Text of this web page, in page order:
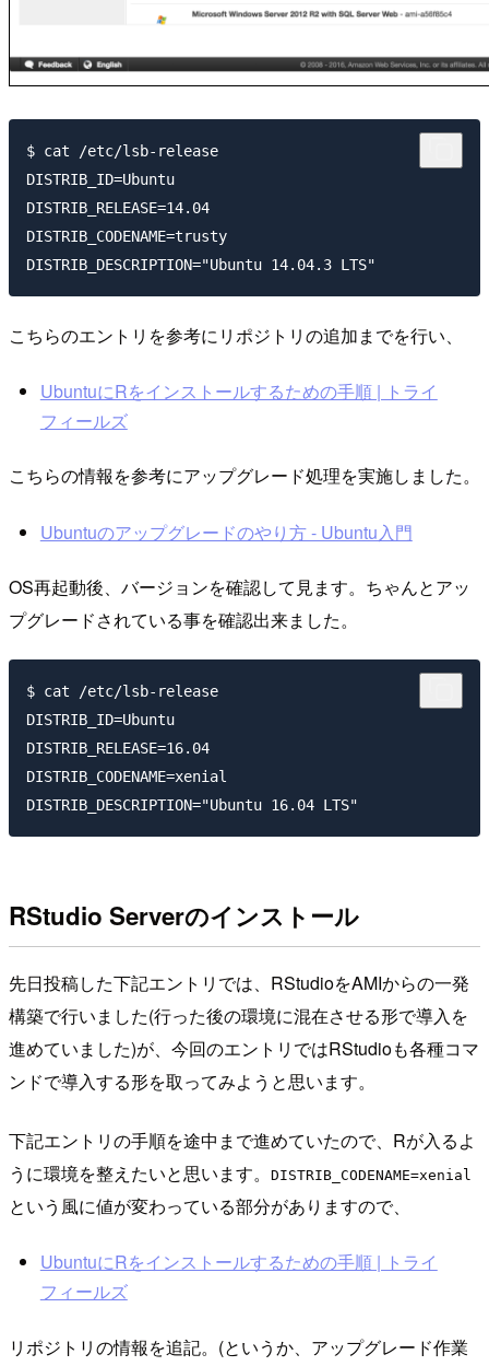
$ cat /etc/lsb-release
DISTRIB_ID=Ubuntu
DISTRIB_RELEASE=14.04
DISTRIB_CODENAME=trusty
こちらのエントリを参考にリポジトリの追加までを行い、
UbuntuにRをインストールするための手順 | トライ
フィールズ
こちらの情報を参考にアップグレード処理を実施しました。
Ubuntuのアップグレードのやり方 - Ubuntu入門
OS再起動後、バージョンを確認して見ます。ちゃんとアッ
プグレードされている事を確認出来ました。
$ cat /etc/lsb-release
DISTRIB_ID=Ubuntu
DISTRIB_RELEASE=16.04
DISTRIB_CODENAME=xenial
RStudio Serverのインストール
先日投稿した下記エントリでは、RStudioをAMIからの一発
構築で行いました(行った後の環境に混在させる形で導入を
進めていました)が、今回のエントリではRStudioも各種コマ
ンドで導入する形を取ってみようと思います。
下記エントリの手順を途中まで進めていたので、Rが入るよ
うに環境を整えたいと思います。
DISTRIB_CODENAME=xenial
という風に値が変わっている部分がありますので、
UbuntuにRをインストールするための手順 | トライ
フィールズ
リポジトリの情報を追記。(というか、アップグレード作業